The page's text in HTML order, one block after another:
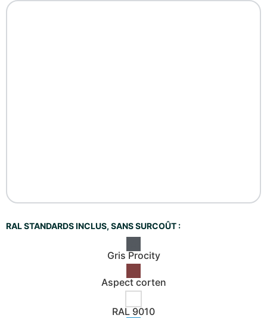
RAL STANDARDS INCLUS, SANS SURCOÛT :
Gris Procity
Aspect corten
RAL 9010